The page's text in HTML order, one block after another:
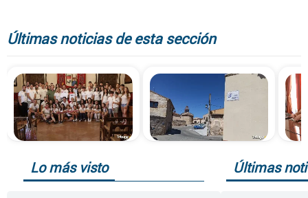
Últimas noticias de esta sección
Lo más visto Últimas